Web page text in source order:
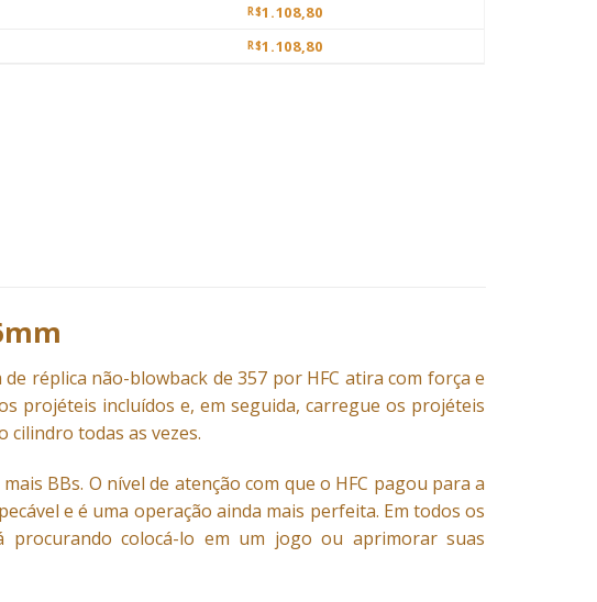
R$1.108,80
R$1.108,80
réplica não-blowback de 357 por HFC atira com força e
projéteis incluídos e, em seguida, carregue os projéteis
todas as vezes.
BBs. O nível de atenção com que o HFC pagou para a
e é uma operação ainda mais perfeita. Em todos os
colocá-lo em um jogo ou aprimorar suas